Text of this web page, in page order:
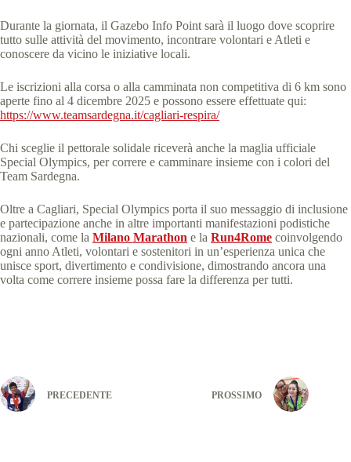
Durante la giornata, il Gazebo Info Point sarà il luogo dove scoprire
tutto sulle attività del movimento, incontrare volontari e Atleti e
conoscere da vicino le iniziative locali.
Le iscrizioni alla corsa o alla camminata non competitiva di 6 km sono
aperte fino al 4 dicembre 2025 e possono essere effettuate qui:
https://www.teamsardegna.it/cagliari-respira/
Chi sceglie il pettorale solidale riceverà anche la maglia ufficiale
Special Olympics, per correre e camminare insieme con i colori del
Team Sardegna.
Oltre a Cagliari, Special Olympics porta il suo messaggio di inclusione
e partecipazione anche in altre importanti manifestazioni podistiche
nazionali, come la Milano Marathon e la Run4Rome coinvolgendo
ogni anno Atleti, volontari e sostenitori in un’esperienza unica che
unisce sport, divertimento e condivisione, dimostrando ancora una
volta come correre insieme possa fare la differenza per tutti.
PRECEDENTE PROSSIMO